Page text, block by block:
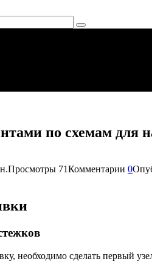
по схемам для
Просмотры 71Комментарии 0
необходимо сделать первый